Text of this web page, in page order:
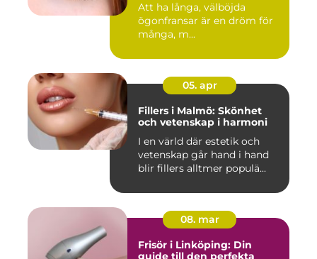
Att ha långa, välböjda
ögonfransar är en dröm för
många, m...
05. apr
Fillers i Malmö: Skönhet
och vetenskap i harmoni
I en värld där estetik och
vetenskap går hand i hand
blir fillers alltmer populä...
08. mar
Frisör i Linköping: Din
guide till den perfekta